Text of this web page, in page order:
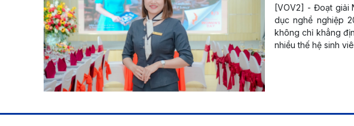
[VOV2] - Đoạt giải
dục nghề nghiệp
không chỉ khẳng
nhiều thế hệ sinh